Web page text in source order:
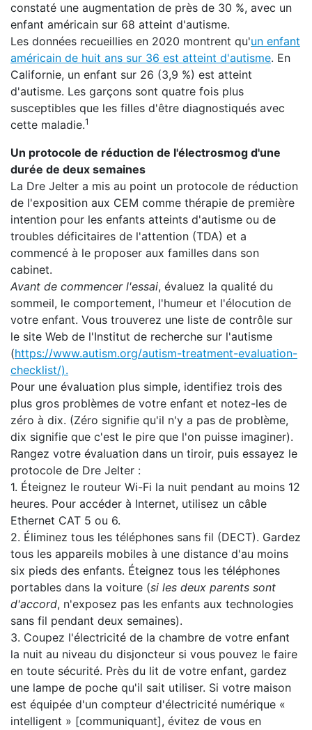
constaté une augmentation de près de 30 %, avec un
enfant américain sur 68 atteint d'autisme.
Les données recueillies en 2020 montrent qu'un enfant
américain de huit ans sur 36 est atteint d'autisme. En
Californie, un enfant sur 26 (3,9 %) est atteint
d'autisme. Les garçons sont quatre fois plus
susceptibles que les filles d'être diagnostiqués avec
cette maladie.1
Un protocole de réduction de l'électrosmog d'une
durée de deux semaines
La Dre Jelter a mis au point un protocole de réduction
de l'exposition aux CEM comme thérapie de première
intention pour les enfants atteints d'autisme ou de
troubles déficitaires de l'attention (TDA) et a
commencé à le proposer aux familles dans son
cabinet.
Avant de commencer l'essai, évaluez la qualité du
sommeil, le comportement, l'humeur et l'élocution de
votre enfant. Vous trouverez une liste de contrôle sur
le site Web de l'Institut de recherche sur l'autisme
(https://www.autism.org/autism-treatment-evaluation-
checklist/).
Pour une évaluation plus simple, identifiez trois des
plus gros problèmes de votre enfant et notez-les de
zéro à dix. (Zéro signifie qu'il n'y a pas de problème,
dix signifie que c'est le pire que l'on puisse imaginer).
Rangez votre évaluation dans un tiroir, puis essayez le
protocole de Dre Jelter :
1. Éteignez le routeur Wi-Fi la nuit pendant au moins 12
heures. Pour accéder à Internet, utilisez un câble
Ethernet CAT 5 ou 6.
2. Éliminez tous les téléphones sans fil (DECT). Gardez
tous les appareils mobiles à une distance d'au moins
six pieds des enfants. Éteignez tous les téléphones
portables dans la voiture (si les deux parents sont
d'accord, n'exposez pas les enfants aux technologies
sans fil pendant deux semaines).
3. Coupez l'électricité de la chambre de votre enfant
la nuit au niveau du disjoncteur si vous pouvez le faire
en toute sécurité. Près du lit de votre enfant, gardez
une lampe de poche qu'il sait utiliser. Si votre maison
est équipée d'un compteur d'électricité numérique «
intelligent » [communiquant], évitez de vous en